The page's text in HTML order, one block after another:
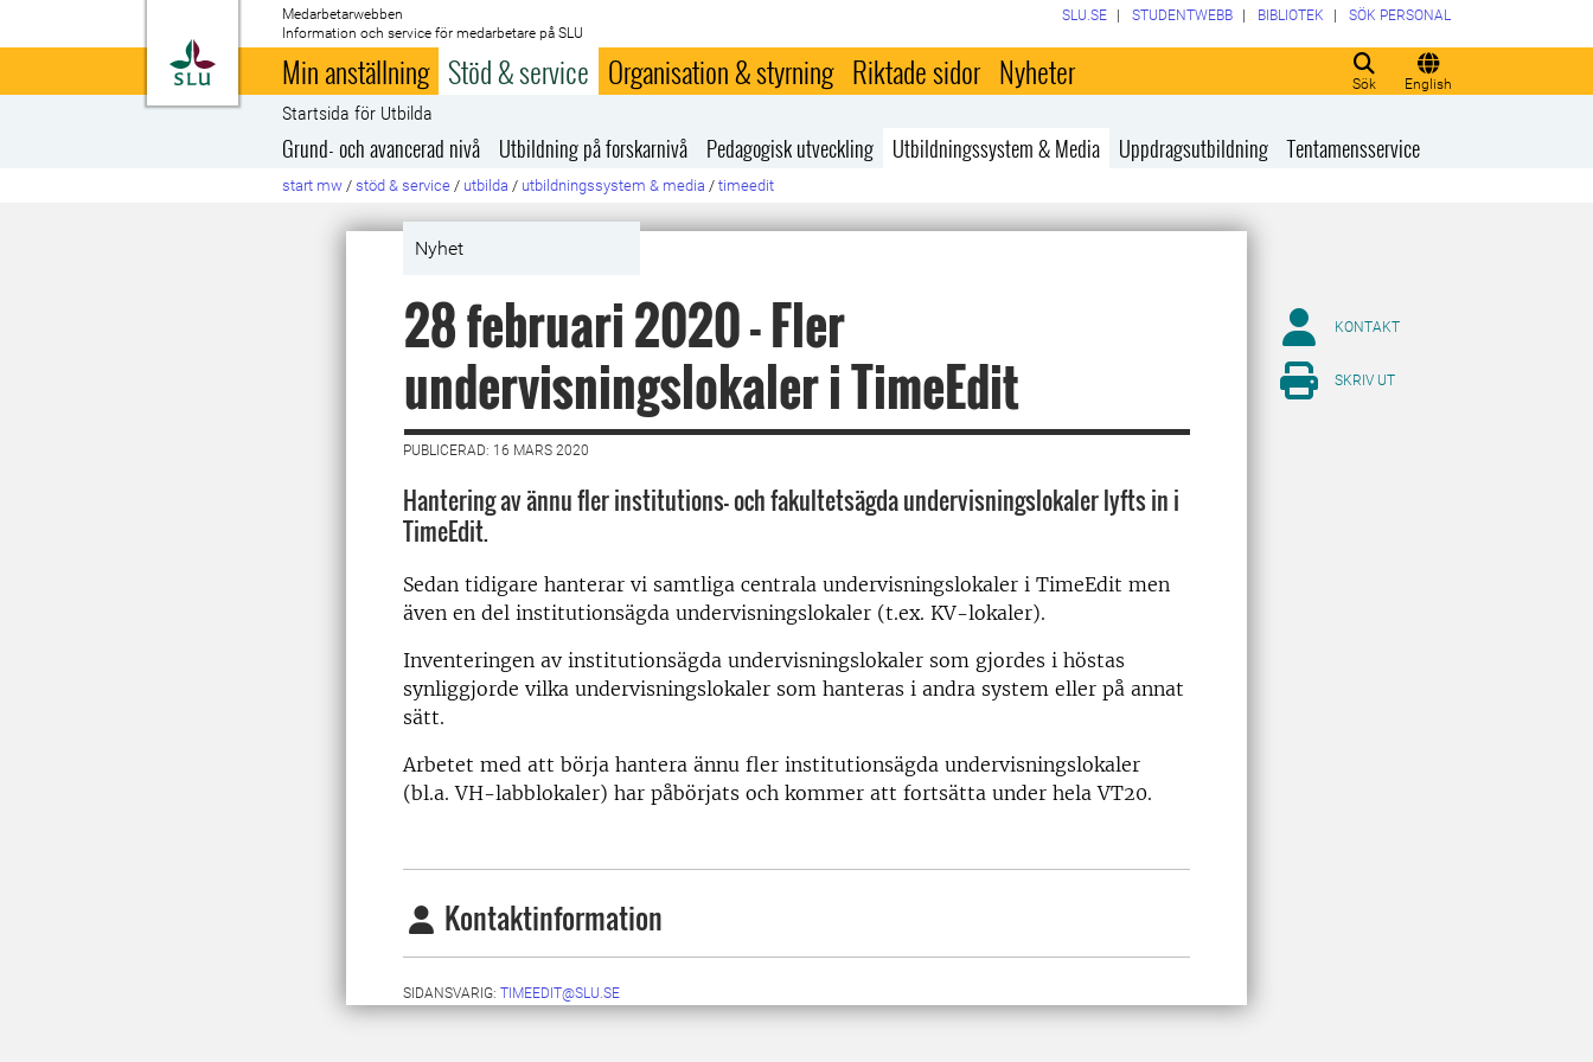
Till startsida
Medarbetarwebben
Information och service för medarbetare på SLU
Sök English
SLU.SE STUDENTWEBB BIBLIOTEK SÖK PERSONAL
Min anställning Stöd & service Organisation & styrning Riktade sidor Nyheter
Startsida för Utbilda
Grund- och avancerad nivå Utbildning på forskarnivå Pedagogisk utveckling Utbildningssystem & Media Uppdragsutbildning Tentamensservice
start mw / stöd & service / utbilda / utbildningssystem & media / timeedit
Nyhet
28 februari 2020 - Fler
undervisningslokaler i TimeEdit
PUBLICERAD: 16 MARS 2020
Hantering av ännu fler institutions- och fakultetsägda undervisningslokaler lyfts in i
TimeEdit.
Sedan tidigare hanterar vi samtliga centrala undervisningslokaler i TimeEdit men
även en del institutionsägda undervisningslokaler (t.ex. KV-lokaler).
Inventeringen av institutionsägda undervisningslokaler som gjordes i höstas
synliggjorde vilka undervisningslokaler som hanteras i andra system eller på annat
sätt.
Arbetet med att börja hantera ännu fler institutionsägda undervisningslokaler
(bl.a. VH-labblokaler) har påbörjats och kommer att fortsätta under hela VT20.
Kontaktinformation
SIDANSVARIG: TIMEEDIT@SLU.SE
KONTAKT
SKRIV UT